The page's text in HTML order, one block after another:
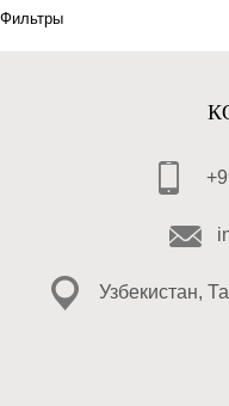
Фильтры
Узбекистан,